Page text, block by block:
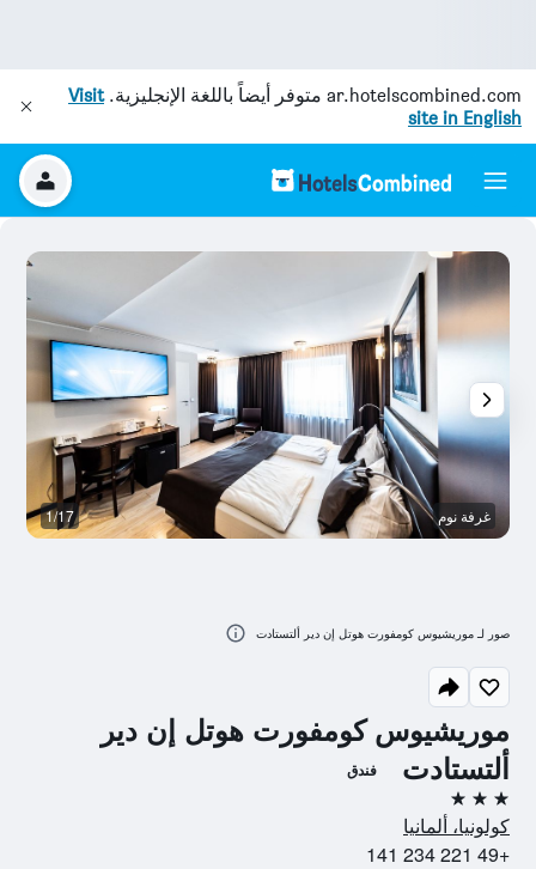
ar.hotelscombined.com متوفر أيضاً باللغة الإنجليزية.Visit
site in English
موريشيوس كومفورت هوتل إن دير
ألتستادت
فندق
3 نجوم
كولونيا، ألمانيا
+49 221 234 141
غرفة نوم 1/17
صور لـ موريشيوس كومفورت هوتل إن دير ألتستادت